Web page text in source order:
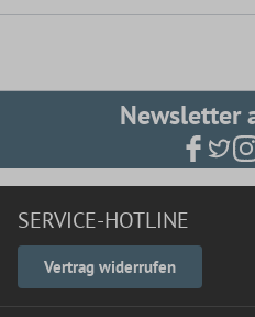
Newsletter
SERVICE-HOTLINE
Vertrag widerrufen